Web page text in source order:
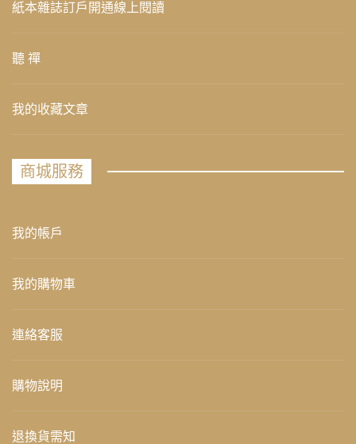
紙本雜誌訂戶開通線上閱讀
聽 禪
我的收藏文章
商城服務
我的帳戶
我的購物車
連絡客服
購物說明
退換貨需知